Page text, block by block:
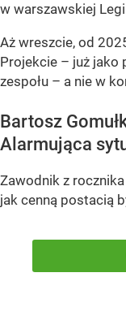
w warszawskiej
Aż wreszcie, od
Projekcie – już jako
zespołu – a nie w
Bartosz
Alarmująca
Zawodnik z
jak cenną postacią